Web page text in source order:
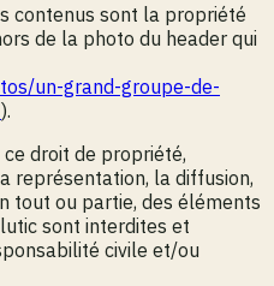
contenus sont la propriété
de la photo du header qui
un-grand-groupe-de-
).
droit de propriété,
représentation, la diffusion,
tout ou partie, des éléments
sont interdites et
civile et/ou